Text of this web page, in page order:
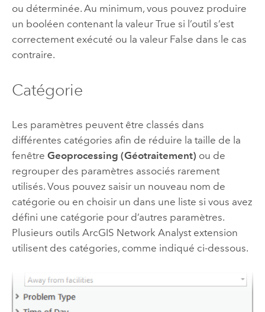
ou déterminée. Au minimum, vous pouvez produire
un booléen contenant la valeur True si l’outil s’est
correctement exécuté ou la valeur False dans le cas
contraire.
Catégorie
Les paramètres peuvent être classés dans
différentes catégories afin de réduire la taille de la
fenêtre Geoprocessing (Géotraitement) ou de
regrouper des paramètres associés rarement
utilisés. Vous pouvez saisir un nouveau nom de
catégorie ou en choisir un dans une liste si vous avez
défini une catégorie pour d’autres paramètres.
Plusieurs outils ArcGIS Network Analyst extension
utilisent des catégories, comme indiqué ci-dessous.